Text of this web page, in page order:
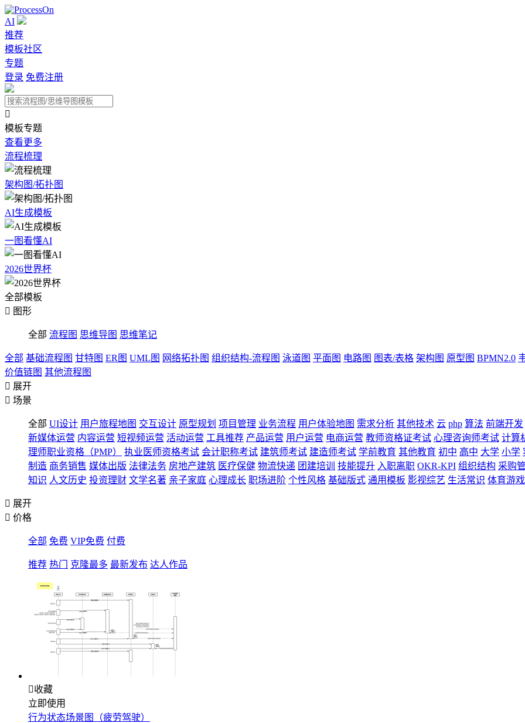
AI
推荐
模板社区
专题
登录 免费注册

模板专题
查看更多
流程梳理
架构图/拓扑图
AI生成模板
一图看懂AI
2026世界杯
全部模板
 图形
全部 流程图 思维导图 思维笔记
全部 基础流程图 甘特图 ER图 UML图 网络拓扑图 组织结构-流程图 泳道图 平面图 电路图 图表/表格 架构图 原型图 BPMN2.0
价值链图 其他流程图
 展开
 场景
全部 UI设计 用户旅程地图 交互设计 原型规划 项目管理 业务流程 用户体验地图 需求分析 其他技术 云 php 算法 前端开发
新媒体运营 内容运营 短视频运营 活动运营 工具推荐 产品运营 用户运营 电商运营 教师资格证考试 心理咨询师考试 计算
理师职业资格（PMP）
执业医师资格考试 会计职称考试 建筑师考试 建造师考试 学前教育 其他教育 初中 高中 大学 小学
制造 商务销售 媒体出版 法律法务 房地产建筑 医疗保健 物流快递 团建培训 技能提升 入职离职 OKR-KPI 组织结构 采购
知识 人文历史 投资理财 文学名著 亲子家庭 心理成长 职场进阶 个性风格 基础版式 通用模板 影视综艺 生活常识 体育游戏
 展开
 价格
全部 免费 VIP免费 付费
推荐 热门 克隆最多 最新发布 达人作品
收藏
立即使用
行为状态场景图（疲劳驾驶）